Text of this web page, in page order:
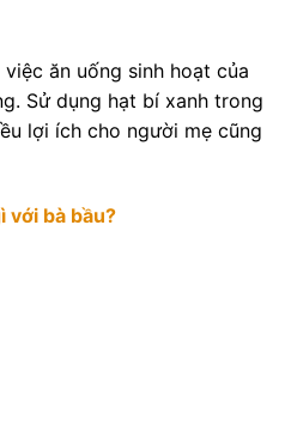
ăn uống sinh hoạt của
Sử dụng hạt bí xanh trong
lợi ích cho người mẹ cũng
với bà bầu?